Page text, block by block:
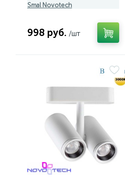
Smal Novotech
998 руб. /шт